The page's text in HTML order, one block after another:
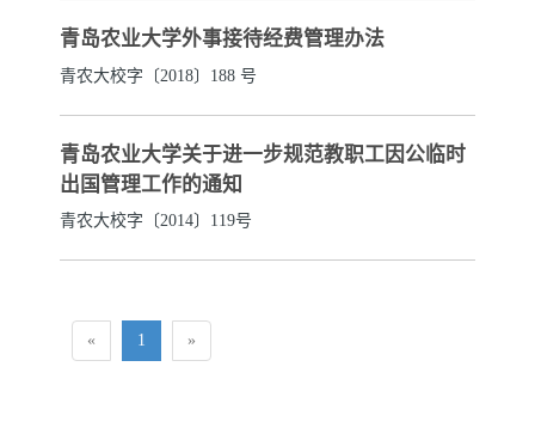
青岛农业大学外事接待经费管理办法
青农大校字〔2018〕188 号
青岛农业大学关于进一步规范教职工因公临时
出国管理工作的通知
青农大校字〔2014〕119号
« 1 »